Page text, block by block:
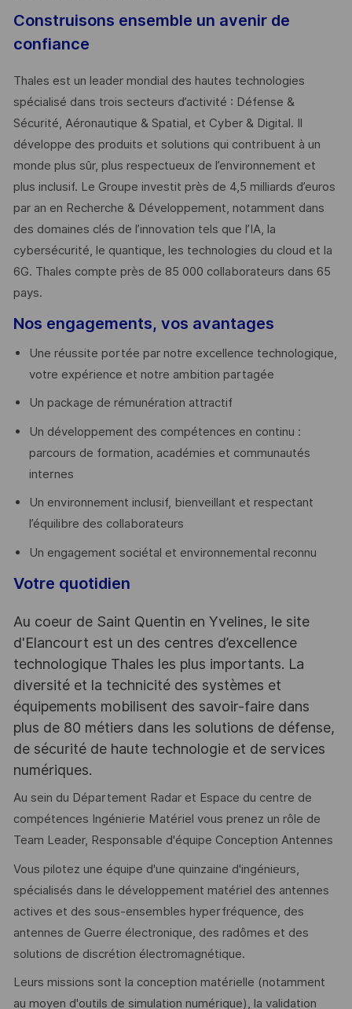
Construisons ensemble un avenir de
confiance
Thales est un leader mondial des hautes technologies
spécialisé dans trois secteurs d’activité : Défense &
Sécurité, Aéronautique & Spatial, et Cyber & Digital. Il
développe des produits et solutions qui contribuent à un
monde plus sûr, plus respectueux de l’environnement et
plus inclusif. Le Groupe investit près de 4,5 milliards d’euros
par an en Recherche & Développement, notamment dans
des domaines clés de l’innovation tels que l’IA, la
cybersécurité, le quantique, les technologies du cloud et la
6G. Thales compte près de 85 000 collaborateurs dans 65
pays. ​
Nos engagements, vos avantages
Une réussite portée par notre excellence technologique,
votre expérience et notre ambition partagée
Un package de rémunération attractif
Un développement des compétences en continu :
parcours de formation, académies et communautés
internes
Un environnement inclusif, bienveillant et respectant
l’équilibre des collaborateurs
Un engagement sociétal et environnemental reconnu
Votre quotidien
Au coeur de Saint Quentin en Yvelines, le site
d'Elancourt est un des centres d’excellence
technologique Thales les plus importants. La
diversité et la technicité des systèmes et
équipements mobilisent des savoir-faire dans
plus de 80 métiers dans les solutions de défense,
de sécurité de haute technologie et de services
numériques.
Au sein du Département Radar et Espace du centre de
compétences Ingénierie Matériel vous prenez un rôle de
Team Leader, Responsable d'équipe Conception Antennes
Vous pilotez une équipe d'une quinzaine d'ingénieurs,
spécialisés dans le développement matériel des antennes
actives et des sous-ensembles hyperfréquence, des
antennes de Guerre électronique, des radômes et des
solutions de discrétion électromagnétique.
Leurs missions sont la conception matérielle (notamment
au moyen d'outils de simulation numérique), la validation